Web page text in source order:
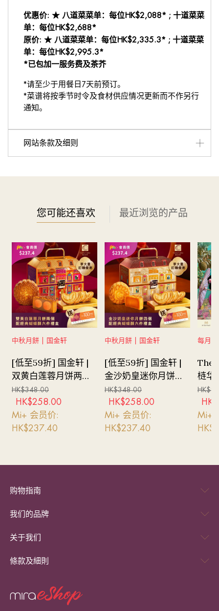
优惠价: ★ 八道菜菜单：每位HK$2,088* ; 十道菜菜
单：每位HK$2,688*
原价: ★ 八道菜菜单：每位HK$2,335.3* ; 十道菜菜
单：每位HK$2,995.3*
*已包加一服务费及茶芥
*请至少于用餐日7天前预订。
*菜谱将按季节时令及食材供应情况更新而不作另行
通知。
网站条款及细则
• 请于用餐日最少7天前订购。
• 优惠不可与其他优惠、折扣、餐饕券、套餐、特价菜式及
免费菜式同时使用。
• 请确保明白及了解所订购之套餐内容相关的细节。
• 优惠不适⽤于特别⽇⼦，详情请向店员查询或参阅
www.miradining.com。(**视乎情况以定。**)
• 如需改期，必须在用餐至少7天通知餐厅，并以电子邮件
确认作准。请注意，订单只能改期一次。
• 页面上之菜单只供参考，内容或有更改，实际可供应之菜
式视季节、食材购买及存货等因素而异，餐厅毋须事先通
知。
• 如有任何情况导致逾期 或 不能使用，无论最终出席与
• 图片只供参考。
• 如有任何争议，Mira Dining保留最终决定权。
您可能还喜欢 最近浏览的产品
中秋月餅 | 国金轩
[低至59折] 国金轩 |
双黄白莲蓉月饼两个
配蝴蝶酥六件礼券
HK$348.00
HK$258.00
Mi+ 会员价:
HK$237.40
中秋月餅 | 国金轩
[低至59折] 国金轩 |
金沙奶皇迷你月饼四
个及蝴蝶酥六件礼券
HK$348.00
HK$258.00
Mi+ 会员价:
HK$237.40
每月
The
梿华
23至
9日
HK$
HK$
Mi+
HK$
购物指南
我们的品牌
关于我们
條款及細則